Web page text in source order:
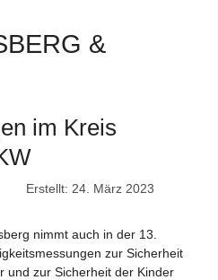
&
im Kreis
Erstellt: 24. März 2023
nimmt auch in der 13.
zur Sicherheit
und zur Sicherheit der Kinder